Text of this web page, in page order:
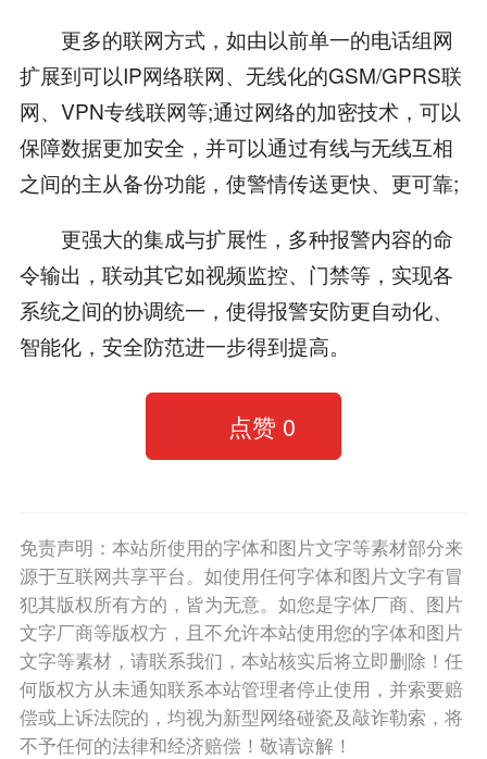
更多的联网方式，如由以前单一的电话组网
扩展到可以IP网络联网、无线化的GSM/GPRS联
网、VPN专线联网等;通过网络的加密技术，可以
保障数据更加安全，并可以通过有线与无线互相
之间的主从备份功能，使警情传送更快、更可靠;
更强大的集成与扩展性，多种报警内容的命
令输出，联动其它如视频监控、门禁等，实现各
系统之间的协调统一，使得报警安防更自动化、
智能化，安全防范进一步得到提高。
点赞 0
免责声明：本站所使用的字体和图片文字等素材部分来
源于互联网共享平台。如使用任何字体和图片文字有冒
犯其版权所有方的，皆为无意。如您是字体厂商、图片
文字厂商等版权方，且不允许本站使用您的字体和图片
文字等素材，请联系我们，本站核实后将立即删除！任
何版权方从未通知联系本站管理者停止使用，并索要赔
偿或上诉法院的，均视为新型网络碰瓷及敲诈勒索，将
不予任何的法律和经济赔偿！敬请谅解！